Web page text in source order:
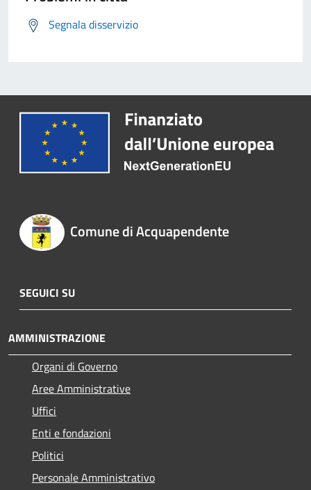
Segnala disservizio
Comune di Acquapendente
SEGUICI SU
AMMINISTRAZIONE
Organi di Governo
Aree Amministrative
Uffici
Enti e fondazioni
Politici
Personale Amministrativo